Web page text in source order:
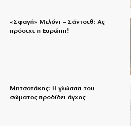
«Σφαγή» Μελόνι – Σάντσεθ: Ας
πρόσεχε η Ευρώπη!
Μητσοτάκης: Η γλώσσα του
σώματος προδίδει άγχος